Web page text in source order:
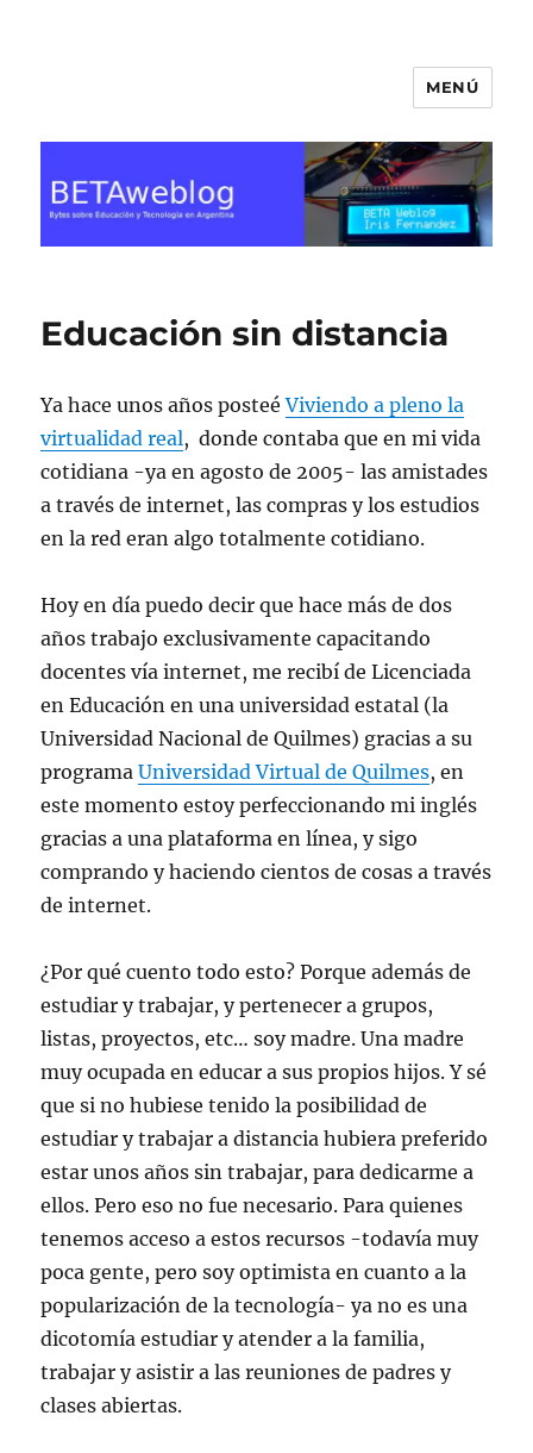
MENÚ
Educación sin distancia
Ya hace unos años posteéViviendo a pleno la
virtualidad real, donde contaba que en mi vida
cotidiana -ya en agosto de 2005- las amistades
a través de internet, las compras y los estudios
en la red eran algo totalmente cotidiano.
Hoy en día puedo decir que hace más de dos
años trabajo exclusivamente capacitando
docentes vía internet, me recibí de Licenciada
en Educación en una universidad estatal (la
Universidad Nacional de Quilmes) gracias a su
programaUniversidad Virtual de Quilmes, en
este momento estoy perfeccionando mi inglés
gracias a una plataforma en línea, y sigo
comprando y haciendo cientos de cosas a través
de internet.
¿Por qué cuento todo esto? Porque además de
estudiar y trabajar, y pertenecer a grupos,
listas, proyectos, etc… soy madre. Una madre
muy ocupada en educar a sus propios hijos. Y sé
que si no hubiese tenido la posibilidad de
estudiar y trabajar a distancia hubiera preferido
estar unos años sin trabajar, para dedicarme a
ellos. Pero eso no fue necesario. Para quienes
tenemos acceso a estos recursos -todavía muy
poca gente, pero soy optimista en cuanto a la
popularización de la tecnología- ya no es una
dicotomía estudiar y atender a la familia,
trabajar y asistir a las reuniones de padres y
clases abiertas.